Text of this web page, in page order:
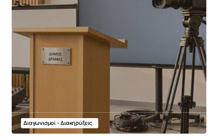
Διαγωνισμοί - Διακηρύξεις